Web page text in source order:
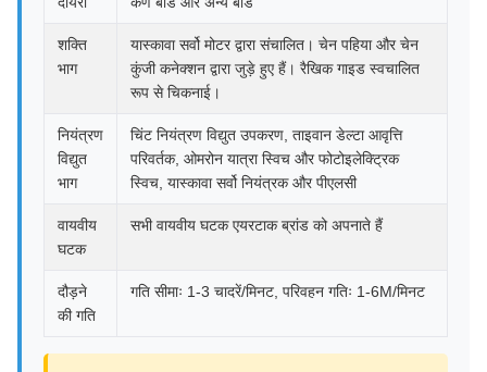
शक्ति
भाग
यास्कावा सर्वो मोटर द्वारा संचालित। चेन पहिया और चेन
कुंजी कनेक्शन द्वारा जुड़े हुए हैं। रैखिक गाइड स्वचालित
रूप से चिकनाई।
नियंत्रण
विद्युत
भाग
चिंट नियंत्रण विद्युत उपकरण, ताइवान डेल्टा आवृत्ति
परिवर्तक, ओमरोन यात्रा स्विच और फोटोइलेक्ट्रिक
स्विच, यास्कावा सर्वो नियंत्रक और पीएलसी
वायवीय
घटक
सभी वायवीय घटक एयरटाक ब्रांड को अपनाते हैं
दौड़ने
की गति
गति सीमाः 1-3 चादरें/मिनट, परिवहन गतिः 1-6M/मिनट